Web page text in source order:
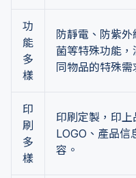
功
能
多
樣
防靜電、防紫外
菌等特殊功能，
同物品的特殊需
印
刷
多
樣
印刷定製，印上
LOGO、產品信
容。